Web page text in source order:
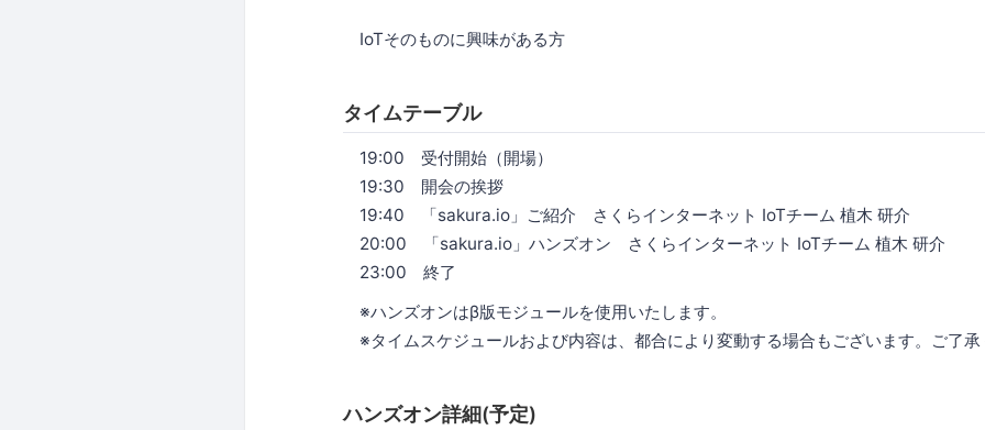
IoTそのものに興味がある方
タイムテーブル
19:00 受付開始（開場）
19:30 開会の挨拶
19:40 「sakura.io」ご紹介 さくらインターネット IoTチーム 植木 研介
20:00 「sakura.io」ハンズオン さくらインターネット IoTチーム 植木 研介
23:00 終了
※ハンズオンはβ版モジュールを使用いたします。
※タイムスケジュールおよび内容は、都合により変動する場合もございます。ご了承
ハンズオン詳細(予定)